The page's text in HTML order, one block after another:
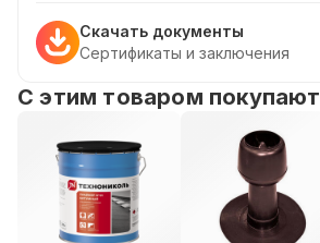
Скачать документы
Сертификаты и заключения
С этим товаром покупают